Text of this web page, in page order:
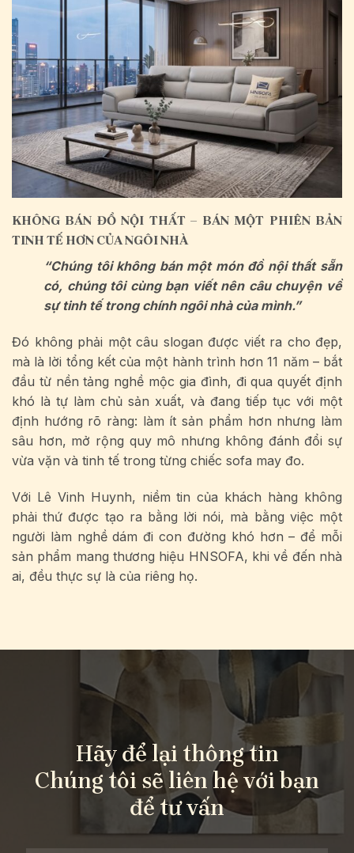
KHÔNG BÁN ĐỒ NỘI THẤT – BÁN MỘT PHIÊN BẢN
TINH TẾ HƠN CỦA NGÔI NHÀ
“Chúng tôi không bán một món đồ nội thất sẵn
có, chúng tôi cùng bạn viết nên câu chuyện về
sự tinh tế trong chính ngôi nhà của mình.”
Đó không phải một câu slogan được viết ra cho đẹp,
mà là lời tổng kết của một hành trình hơn 11 năm – bắt
đầu từ nền tảng nghề mộc gia đình, đi qua quyết định
khó là tự làm chủ sản xuất, và đang tiếp tục với một
định hướng rõ ràng: làm ít sản phẩm hơn nhưng làm
sâu hơn, mở rộng quy mô nhưng không đánh đổi sự
vừa vặn và tinh tế trong từng chiếc sofa may đo.
Với Lê Vinh Huynh, niềm tin của khách hàng không
phải thứ được tạo ra bằng lời nói, mà bằng việc một
người làm nghề dám đi con đường khó hơn – để mỗi
sản phẩm mang thương hiệu HNSOFA, khi về đến nhà
ai, đều thực sự là của riêng họ.
Hãy để lại thông tin
Chúng tôi sẽ liên hệ với bạn
để tư vấn